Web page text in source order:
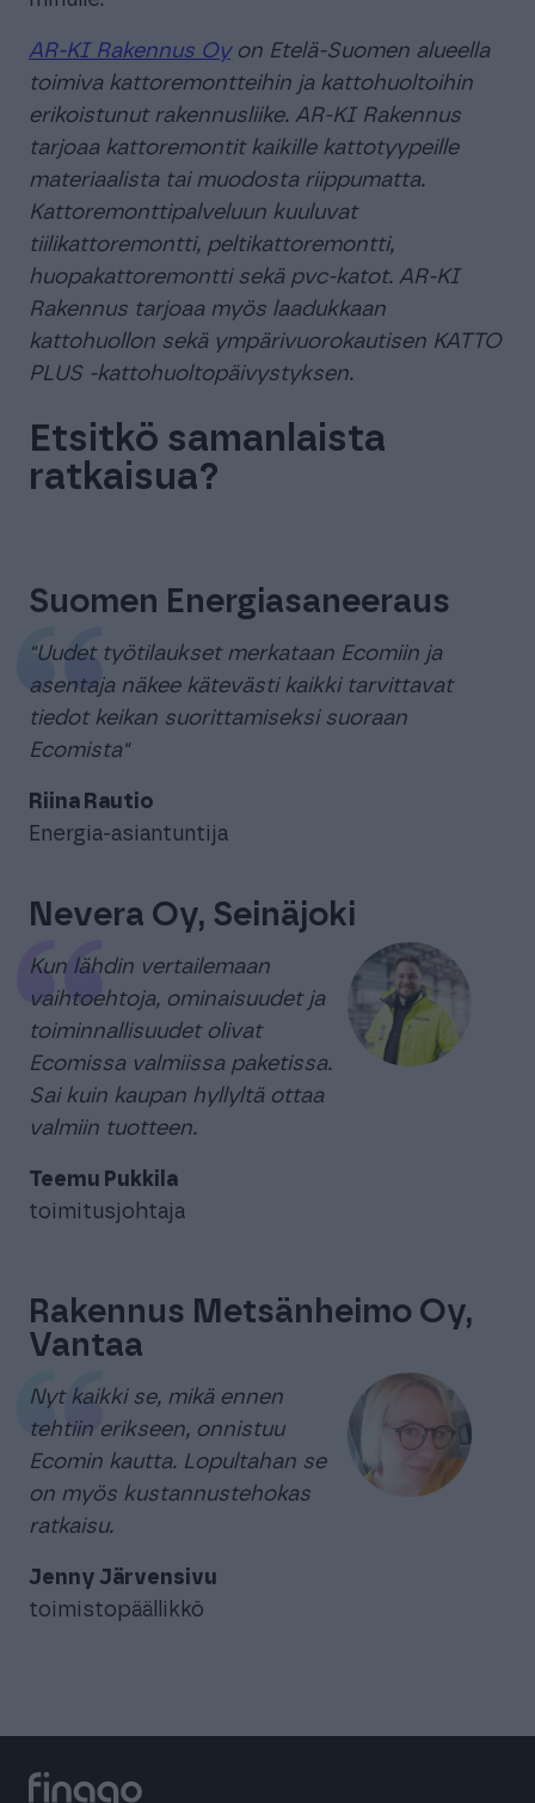
AR-KI Rakennus Oyon Etelä-Suomen alueella
toimiva kattoremontteihin ja kattohuoltoihin
erikoistunut rakennusliike. AR-KI Rakennus
tarjoaa kattoremontit kaikille kattotyypeille
materiaalista tai muodosta riippumatta.
Kattoremonttipalveluun kuuluvat
tiilikattoremontti, peltikattoremontti,
huopakattoremontti sekä pvc-katot. AR-KI
Rakennus tarjoaa myös laadukkaan
kattohuollon sekä ympärivuorokautisen KATTO
PLUS -kattohuoltopäivystyksen.
Etsitkö samanlaista
ratkaisua?
Suomen Energiasaneeraus
"Uudet työtilaukset merkataan Ecomiin ja
asentaja näkee kätevästi kaikki tarvittavat
tiedot keikan suorittamiseksi suoraan
Ecomista"
Riina Rautio
Energia-asiantuntija
Nevera Oy, Seinäjoki
Kun lähdin vertailemaan
vaihtoehtoja, ominaisuudet ja
toiminnallisuudet olivat
Ecomissa valmiissa paketissa.
Sai kuin kaupan hyllyltä ottaa
valmiin tuotteen.
Teemu Pukkila
toimitusjohtaja
Rakennus Metsänheimo Oy,
Vantaa
Nyt kaikki se, mikä ennen
tehtiin erikseen, onnistuu
Ecomin kautta. Lopultahan se
on myös kustannustehokas
ratkaisu.
Jenny Järvensivu
toimistopäällikkö